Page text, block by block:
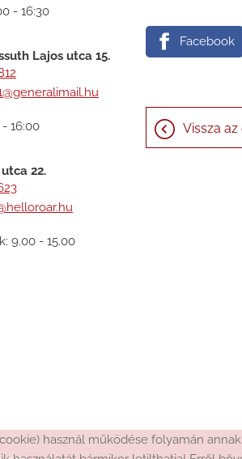
- 16:30
Lajos utca 15.
16:00
22.
9.00 - 15.00
Facebook
Vissza
használ működése folyamán